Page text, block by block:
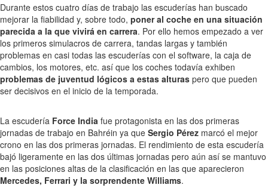
Durante estos cuatro días de trabajo las escuderías han buscado
mejorar la fiabilidad y, sobre todo, poner al coche en una situación
parecida a la que vivirá en carrera. Por ello hemos empezado a ver
los primeros simulacros de carrera, tandas largas y también
problemas en casi todas las escuderías con el software, la caja de
cambios, los motores, etc. así que los coches todavía exhiben
problemas de juventud lógicos a estas alturas pero que pueden
ser decisivos en el inicio de la temporada.
La escudería Force India fue protagonista en las dos primeras
jornadas de trabajo en Bahréin ya que Sergio Pérez marcó el mejor
crono en las dos primeras jornadas. El rendimiento de esta escudería
bajó ligeramente en las dos últimas jornadas pero aún así se mantuvo
en las posiciones altas de la clasificación en las que aparecieron
Mercedes, Ferrari y la sorprendente Williams.